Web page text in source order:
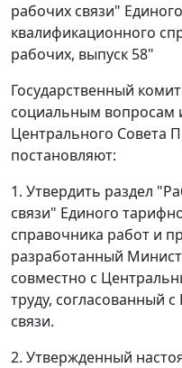
рабочих связи"
квалификационного
рабочих, выпуск 58"
Государственный
социальным вопросам
Центрального Совета
постановляют:
1. Утвердить раздел
связи" Единого
справочника работ и
разработанный
совместно с
труду, согласованный
связи.
2. Утвержденный